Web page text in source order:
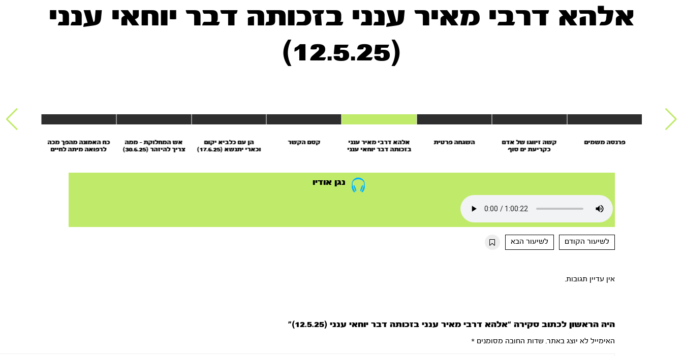
אלהא דרבי מאיר ענני בזכותה דבר יוחאי ענני
(12.5.25)
פרנסה משמים
קשה זיווגו של אדם
כקריעת ים סוף
השגחה פרטית
אלהא דרבי מאיר ענני
בזכותה דבר יוחאי ענני
קסם הקשר
הן עם כלביא יקום
וכארי יתנשא (17.6.25)
אש המחלוקת - ממה
צריך להיזהר (30.6.25)
כח האמונה מהפך מכה
לרפואה מיתה לחיים
נגן אודיו
לשיעור הקודם לשיעור הבא
אין עדיין תגובות.
היה הראשון לכתוב סקירה “אלהא דרבי מאיר ענני בזכותה דבר יוחאי ענני (12.5.25)”
האימייל לא יוצג באתר. שדות החובה מסומנים*